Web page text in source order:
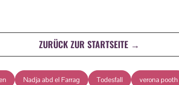
ZURÜCK ZUR STARTSEITE →
Nadja abd el Farrag Todesfall verona pooth